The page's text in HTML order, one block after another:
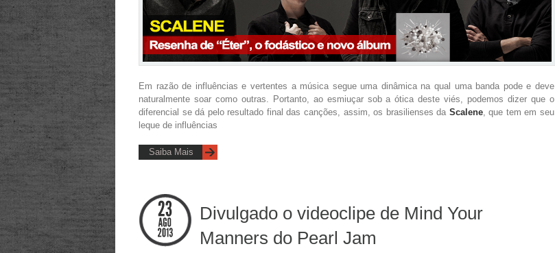
Em razão de influências e vertentes a música segue uma dinâmica na qual uma banda pode e deve
naturalmente soar como outras. Portanto, ao esmiuçar sob a ótica deste viés, podemos dizer que o
diferencial se dá pelo resultado final das canções, assim, os brasilienses da Scalene, que tem em seu
leque de influências
Saiba Mais
Divulgado o videoclipe de Mind Your
Manners do Pearl Jam